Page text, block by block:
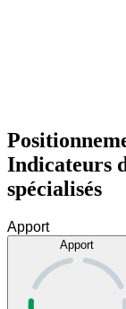
Indicateurs
spécialisés
Apport